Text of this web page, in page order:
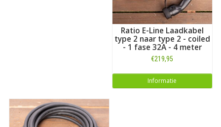
Ratio E-Line Laadkabel
type 2 naar type 2 - coiled
- 1 fase 32A - 4 meter
€219,95
Informatie